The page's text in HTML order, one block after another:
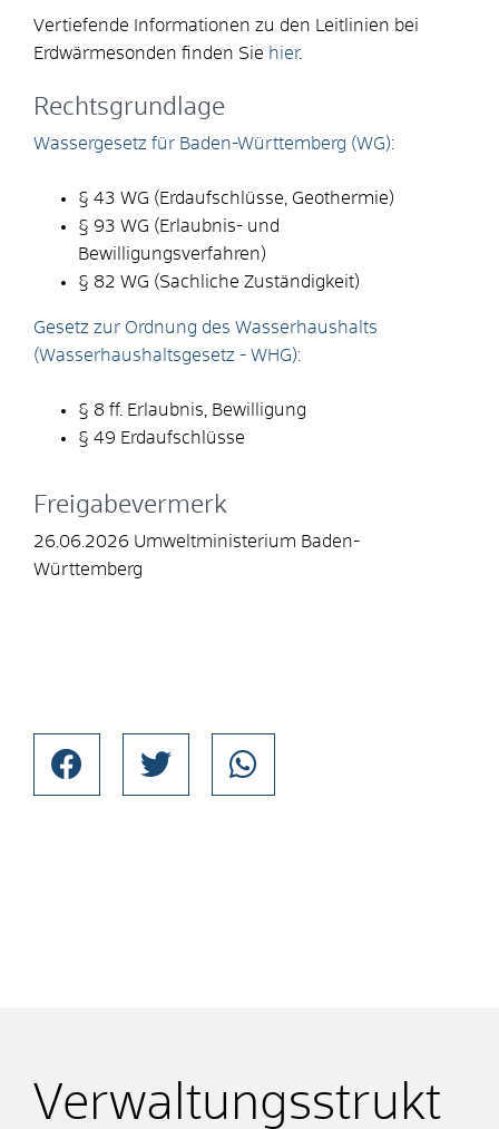
Vertiefende Informationen zu den Leitlinien bei
Erdwärmesonden finden Sie hier.
Rechtsgrundlage
Wassergesetz für Baden-Württemberg (WG):
§ 43 WG (Erdaufschlüsse, Geothermie)
§ 93 WG (Erlaubnis- und
Bewilligungsverfahren)
§ 82 WG (Sachliche Zuständigkeit)
Gesetz zur Ordnung des Wasserhaushalts
(Wasserhaushaltsgesetz - WHG):
§ 8 ff. Erlaubnis, Bewilligung
§ 49 Erdaufschlüsse
Freigabevermerk
26.06.2026 Umweltministerium Baden-
Württemberg
Verwaltungsstrukt